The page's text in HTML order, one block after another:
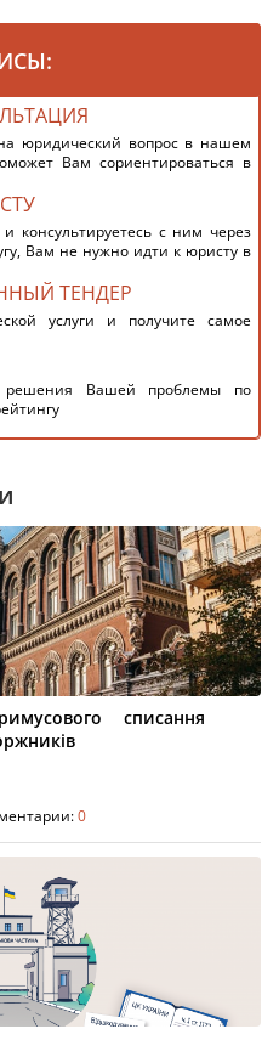
юридический вопрос в нашем
Вам сориентироваться в
консультируетесь с ним через
Вам не нужно идти к юристу в
ТЕНДЕР
услуги и получите самое
решения Вашей проблемы по
списання
0